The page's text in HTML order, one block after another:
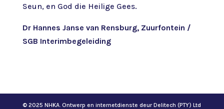
Seun, en God die Heilige Gees.
Dr Hannes Janse van Rensburg, Zuurfontein /
SGB Interimbegeleiding
© 2025 NHKA. Ontwerp en internetdienste deur Delitech (PTY) Ltd